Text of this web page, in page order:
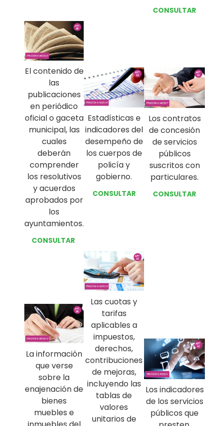
CONSULTAR
El contenido de
las
publicaciones
en periódico
oficial o gaceta
municipal, las
cuales
deberán
comprender
los resolutivos
y acuerdos
aprobados por
los
ayuntamientos.
CONSULTAR
Estadísticas e
indicadores del
desempeño de
los cuerpos de
policía y
gobierno.
CONSULTAR
Los contratos
de concesión
de servicios
públicos
suscritos con
particulares.
CONSULTAR
La información
que verse
sobre la
enajenación de
bienes
muebles e
Las cuotas y
tarifas
aplicables a
impuestos,
derechos,
contribuciones
de mejoras,
incluyendo las
tablas de
valores
unitarios de
Los indicadores
de los servicios
públicos que